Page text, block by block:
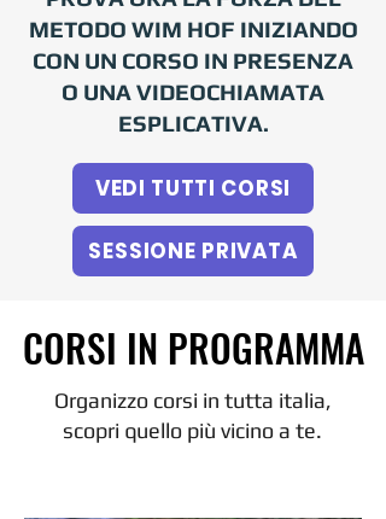
METODO WIM HOF INIZIANDO
CON UN CORSO IN PRESENZA
O UNA VIDEOCHIAMATA
ESPLICATIVA.
VEDI TUTTI CORSI
SESSIONE PRIVATA
CORSI IN PROGRAMMA
CORSI IN PROGRAMMA
Organizzo corsi in tutta italia,
scopri quello più vicino a te.